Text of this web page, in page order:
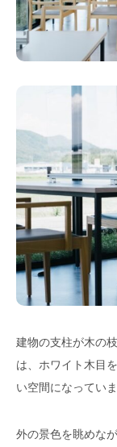
建物の支柱が木の
は、ホワイト木目
い空間になっていま
外の景色を眺めな